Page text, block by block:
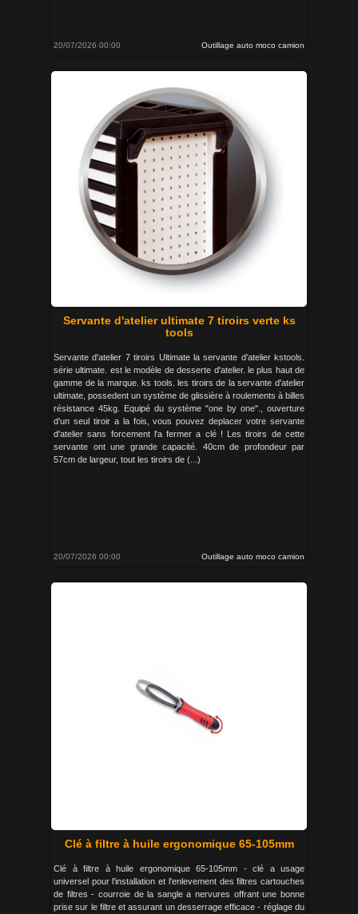
20/07/2026 00:00 Outillage auto moco camion
Servante d'atelier ultimate 7 tiroirs verte ks
tools
Servante d'atelier 7 tiroirs Ultimate la servante d'atelier kstools.
série ultimate. est le modèle de desserte d'atelier. le plus haut de
gamme de la marque. ks tools. les tiroirs de la servante d'atelier
ultimate, possedent un système de glissière à roulements à billes
résistance 45kg. Equipé du système "one by one"., ouverture
d'un seul tiroir a la fois, vous pouvez deplacer votre servante
d'atelier sans forcement l'a fermer a clé ! Les tiroirs de cette
servante ont une grande capacité. 40cm de profondeur par
57cm de largeur, tout les tiroirs de (...)
20/07/2026 00:00 Outillage auto moco camion
Clé à filtre à huile ergonomique 65-105mm
Clé à filtre à huile ergonomique 65-105mm - clé a usage
universel pour l'installation et l'enlevement des filtres cartouches
de filtres - courroie de la sangle a nervures offrant une bonne
prise sur le filtre et assurant un desserrage efficace - réglage du